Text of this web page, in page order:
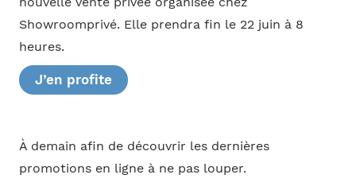
Showroomprivé. Elle prendra fin le 22 juin à 8
heures.
J’en profite
À demain afin de découvrir les dernières
promotions en ligne à ne pas louper.